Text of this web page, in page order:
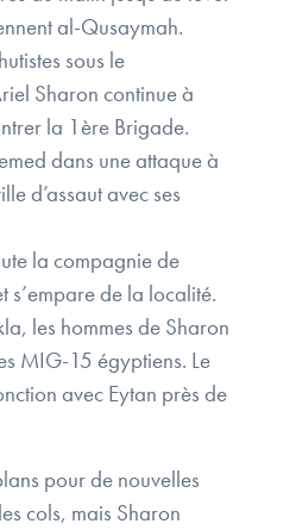
al-Qusaymah.
sous le
Sharon continue à
la 1ère Brigade.
dans une attaque à
d’assaut avec ses
la compagnie de
s’empare de la localité.
les hommes de Sharon
MIG-15 égyptiens. Le
avec Eytan près de
pour de nouvelles
cols, mais Sharon